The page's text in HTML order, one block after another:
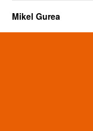
Mikel Gurea